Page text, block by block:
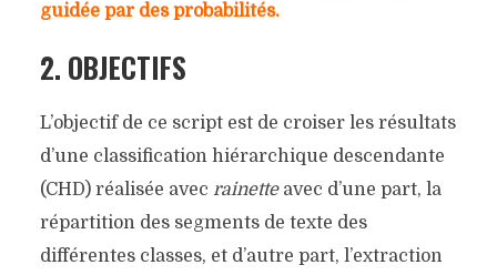
guidée par des probabilités.
2. OBJECTIFS
L’objectif de ce script est de croiser les résultats
d’une classification hiérarchique descendante
(CHD) réalisée avec rainetteavec d’une part, la
répartition des segments de texte des
différentes classes, et d’autre part, l’extraction